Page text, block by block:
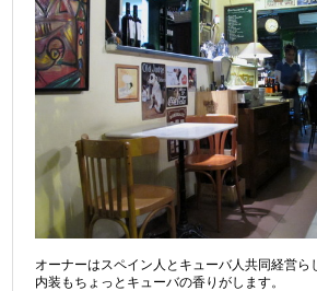
オーナーはスペイン人とキューバ人共同経営ら
内装もちょっとキューバの香りがします。